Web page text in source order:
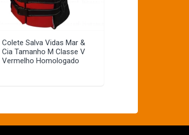
Colete Salva Vidas Mar &
Cia Tamanho M Classe V
Vermelho Homologado